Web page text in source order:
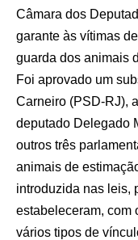
Câmara dos
garante às vítimas
guarda dos animais
Foi aprovado um
Carneiro (PSD-RJ),
deputado Delegado
outros três
animais de
introduzida nas leis,
estabeleceram, com
vários tipos de